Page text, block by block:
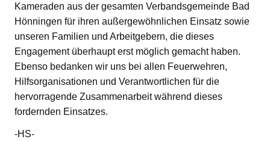
Kameraden aus der gesamten Verbandsgemeinde Bad
Hönningen für ihren außergewöhnlichen Einsatz sowie
unseren Familien und Arbeitgebern, die dieses
Engagement überhaupt erst möglich gemacht haben.
Ebenso bedanken wir uns bei allen Feuerwehren,
Hilfsorganisationen und Verantwortlichen für die
hervorragende Zusammenarbeit während dieses
fordernden Einsatzes.
-HS-